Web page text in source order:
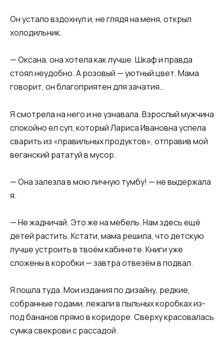
Он устало вздохнул и, не глядя на меня, открыл
холодильник.
— Оксана, она хотела как лучше. Шкаф и правда
стоял неудобно. А розовый — уютный цвет. Мама
говорит, он благоприятен для зачатия…
Я смотрела на него и не узнавала. Взрослый мужчина
спокойно ел суп, который Лариса Ивановна успела
сварить из «правильных продуктов», отправив мой
веганский рататуй в мусор.
— Она залезла в мою личную тумбу! — не выдержала
я.
— Не жадничай. Это же на мебель. Нам здесь ещё
детей растить. Кстати, мама решила, что детскую
лучше устроить в твоём кабинете. Книги уже
сложены в коробки — завтра отвезём в подвал.
Я пошла туда. Мои издания по дизайну, редкие,
собранные годами, лежали в пыльных коробках из-
под бананов прямо в коридоре. Сверху красовалась
сумка свекрови с рассадой.